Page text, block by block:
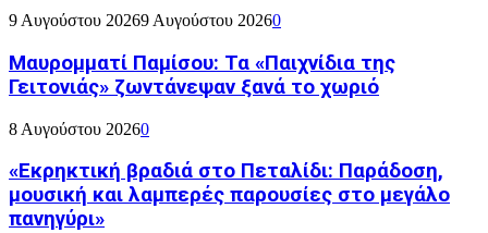
9 Αυγούστου 20269 Αυγούστου 20260
Μαυρομματί Παμίσου: Τα «Παιχνίδια της
Γειτονιάς» ζωντάνεψαν ξανά το χωριό
8 Αυγούστου 20260
«Εκρηκτική βραδιά στο Πεταλίδι: Παράδοση,
μουσική και λαμπερές παρουσίες στο μεγάλο
πανηγύρι»